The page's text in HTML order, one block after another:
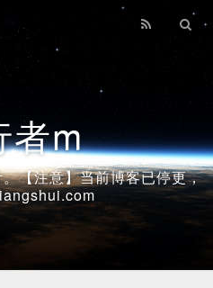
者m
【注意】当前博客已停更，